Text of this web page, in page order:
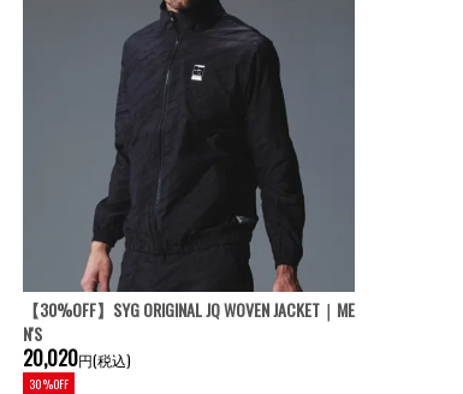
【30%OFF】SYG ORIGINAL JQ WOVEN JACKET｜ME
N'S
20,020円(税込)
30%OFF